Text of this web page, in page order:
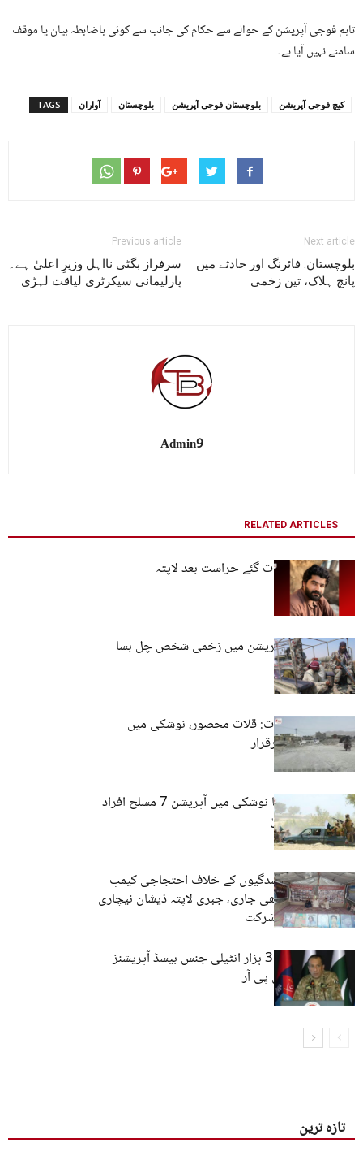
تاہم فوجی آپریشن کے حوالے سے حکام کی جانب سے کوئی باضابطہ بیان یا موقف
سامنے نہیں آیا ہے۔
TAGS آواران بلوچستان بلوچستان فوجی آپریشن کیچ فوجی آپریشن
Previous article
سرفراز بگٹی نااہل وزیرِ اعلیٰ ہے۔
پارلیمانی سیکرٹری لیاقت لہڑی
Next article
بلوچستان: فائرنگ اور حادثے میں
پانچ ہلاک، تین زخمی
Admin9
RELATED ARTICLES
کوئٹہ: نوجوان رات گئے حراست بعد لاپتہ
شاہرگ: فوجی آپریشن میں زخمی شخص چل بسا
سیکیورٹی خدشات: قلات محصور، نوشکی میں
سخت پابندیاں برقرار
آئی ایس پی آر کا نوشکی میں آپریشن 7 مسلح افراد
کو مارنے کا دعویٰ
کوئٹہ: جبری گمشدگیوں کے خلاف احتجاجی کیمپ
6312ویں روز بھی جاری، جبری لاپتہ ذیشان نیچاری
کے اہلِ خانہ کی شرکت
بلوچستان میں 31 ہزار انٹیلی جنس بیسڈ آپریشنز
کیے گئے۔آئی ایس پی آر
تازہ ترین